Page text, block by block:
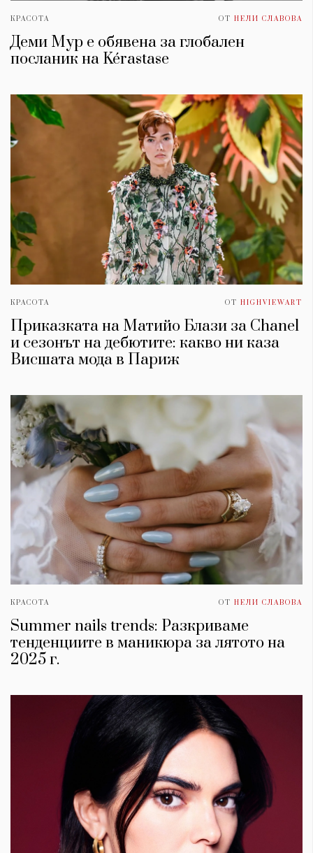
КРАСОТА ОТ НЕЛИ СЛАВОВА
Деми Мур е обявена за глобален
посланик на Kérastase
КРАСОТА ОТ HIGHVIEWART
Приказката на Матийо Блази за Chanel
и сезонът на дебютите: какво ни каза
Висшата мода в Париж
КРАСОТА ОТ НЕЛИ СЛАВОВА
Summer nails trends: Разкриваме
тенденциите в маникюра за лятото на
2025 г.